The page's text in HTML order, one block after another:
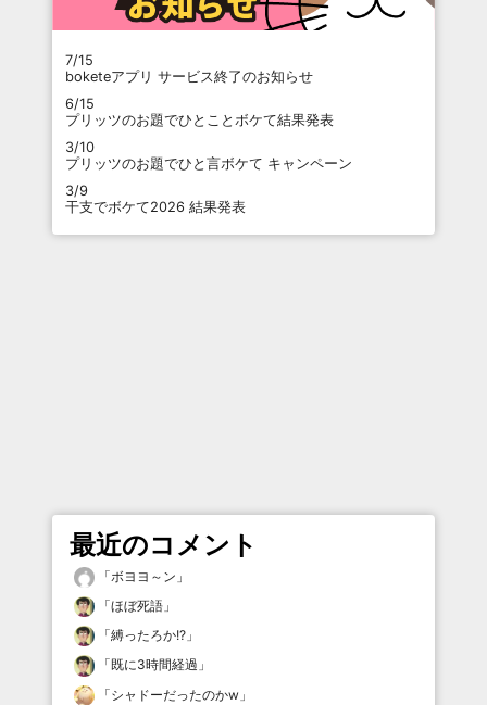
7/15
boketeアプリ サービス終了のお知らせ
6/15
プリッツのお題でひとことボケて結果発表
3/10
プリッツのお題でひと言ボケて キャンペーン
3/9
干支でボケて2026 結果発表
最近のコメント
「ボヨヨ～ン 」
「ほぼ死語 」
「縛ったろか!? 」
「既に3時間経過 」
「シャドーだったのかw 」